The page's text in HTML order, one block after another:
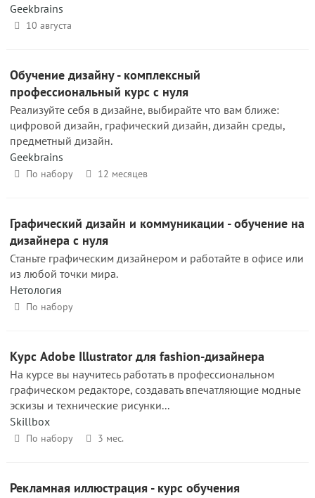
Geekbrains
10 августа
Обучение дизайну - комплексный
профессиональный курс с нуля
Реализуйте себя в дизайне, выбирайте что вам ближе:
цифровой дизайн, графический дизайн, дизайн среды,
предметный дизайн.
Geekbrains
По набору 12 месяцев
Графический дизайн и коммуникации - обучение на
дизайнера с нуля
Станьте графическим дизайнером и работайте в офисе или
из любой точки мира.
Нетология
По набору
Курс Adobe Illustrator для fashion-дизайнера
На курсе вы научитесь работать в профессиональном
графическом редакторе, создавать впечатляющие модные
эскизы и технические рисунки...
Skillbox
По набору 3 мес.
Рекламная иллюстрация - курс обучения